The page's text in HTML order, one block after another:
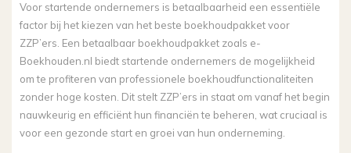
Voor startende ondernemers is betaalbaarheid een essentiële
factor bij het kiezen van het beste boekhoudpakket voor
ZZP’ers. Een betaalbaar boekhoudpakket zoals e-
Boekhouden.nl biedt startende ondernemers de mogelijkheid
om te profiteren van professionele boekhoudfunctionaliteiten
zonder hoge kosten. Dit stelt ZZP’ers in staat om vanaf het begin
nauwkeurig en efficiënt hun financiën te beheren, wat cruciaal is
voor een gezonde start en groei van hun onderneming.